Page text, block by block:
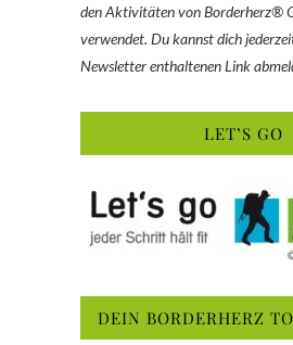
den Aktivitäten von Borderherz®
verwendet. Du kannst dich
Newsletter enthaltenen Link
LET’S GO
DEIN BORDERHERZ